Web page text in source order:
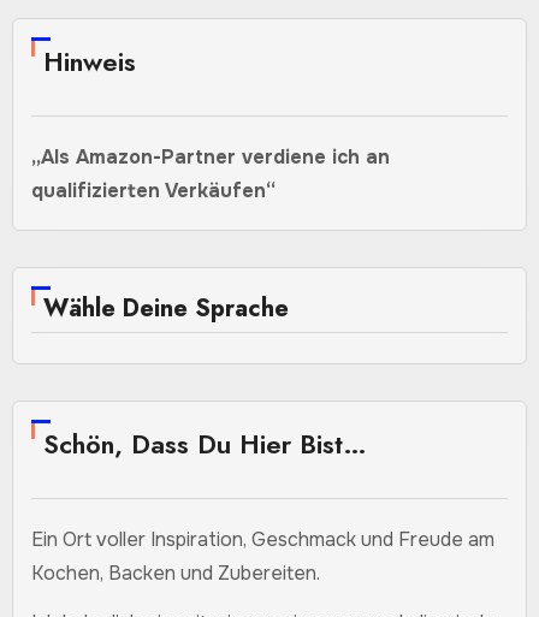
Hinweis
„Als Amazon-Partner verdiene ich an
qualifizierten Verkäufen“
Wähle Deine Sprache
Schön, Dass Du Hier Bist…
Ein Ort voller Inspiration, Geschmack und Freude am
Kochen, Backen und Zubereiten.